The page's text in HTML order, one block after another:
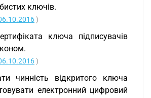
ключів.
)
ключа підписувачів
)
чинність відкритого ключа
електронний цифровий